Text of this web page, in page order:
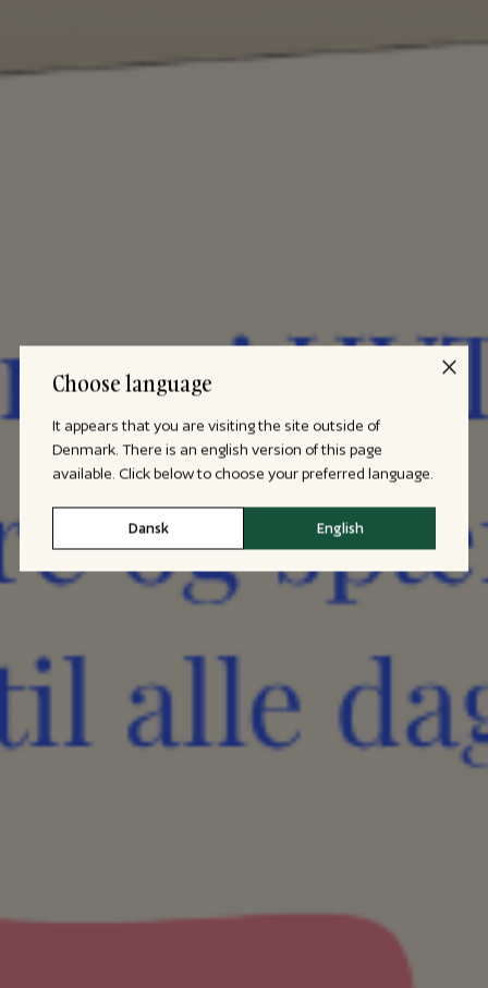
Choose language
It appears that you are visiting the site outside of
Denmark. There is an english version of this page
available. Click below to choose your preferred language.
Dansk English